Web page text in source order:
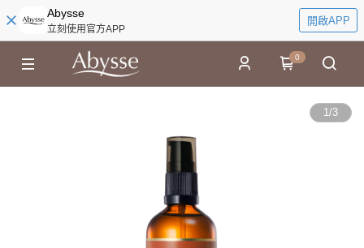
Abysse
立刻使用官方APP
開啟APP
0
1/3